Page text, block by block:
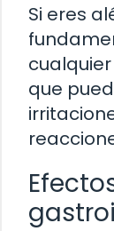
Si eres
que